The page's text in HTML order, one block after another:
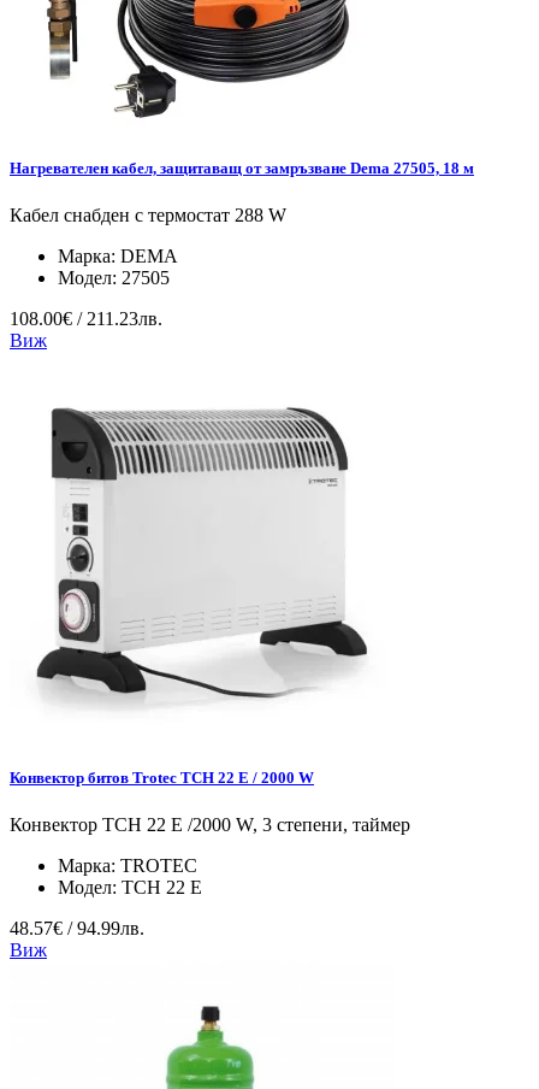
Нагревателен кабел, защитаващ от замръзване Dema 27505, 18 м
Кабел снабден с термостат 288 W
Марка: DEMA
Модел: 27505
108.00€ / 211.23лв.
Виж
Конвектор битов Trotec TCH 22 E / 2000 W
Конвектор TCH 22 E /2000 W, 3 степени, таймер
Марка: TROTEC
Модел: TCH 22 E
48.57€ / 94.99лв.
Виж